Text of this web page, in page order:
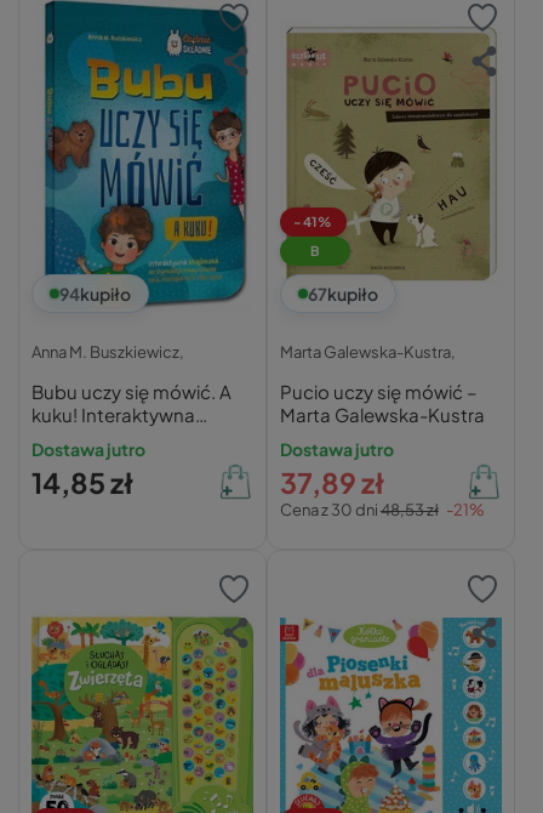
94kupiło
Anna M. Buszkiewicz,
Bubu uczy się mówić. A
kuku! Interaktywna
książeczka do stymulacji
mowy dziecka od 6.
miesiąca do 3. roku życia
Dostawa jutro
14,85 zł
-41%
B
67kupiło
Marta Galewska-Kustra,
Pucio uczy się mówić –
Marta Galewska-Kustra
Dostawa jutro
Cena z 30 dni48,53 zł -21%
37,89 zł